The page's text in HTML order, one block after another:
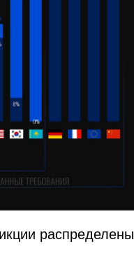
распределены